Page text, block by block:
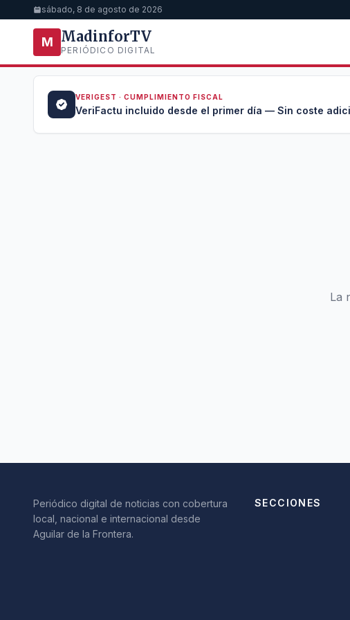
sábado, 8 de agosto de 2026
M MadinforTV
PERIÓDICO DIGITAL
VERIGEST · CUMPLIMIENTO FISCAL
VeriFactu incluido desde el primer día — Sin coste
La
Periódico digital de noticias con cobertura
local, nacional e internacional desde
Aguilar de la Frontera.
SECCIONES